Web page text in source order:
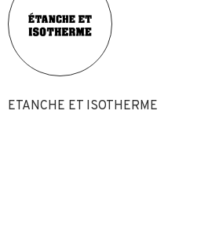
ETANCHE ET ISOTHERME